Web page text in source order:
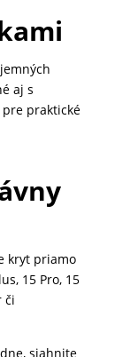
aj s
praktické
kryt priamo
15 Pro, 15
či
siahnite